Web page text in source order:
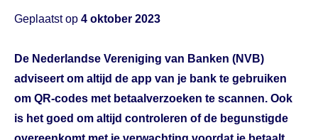
Geplaatst op 4 oktober 2023
De Nederlandse Vereniging van Banken (NVB)
adviseert om altijd de app van je bank te gebruiken
om QR-codes met betaalverzoeken te scannen. Ook
is het goed om altijd controleren of de begunstigde